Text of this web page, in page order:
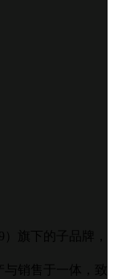
旗下的子品牌，
销售于一体，致